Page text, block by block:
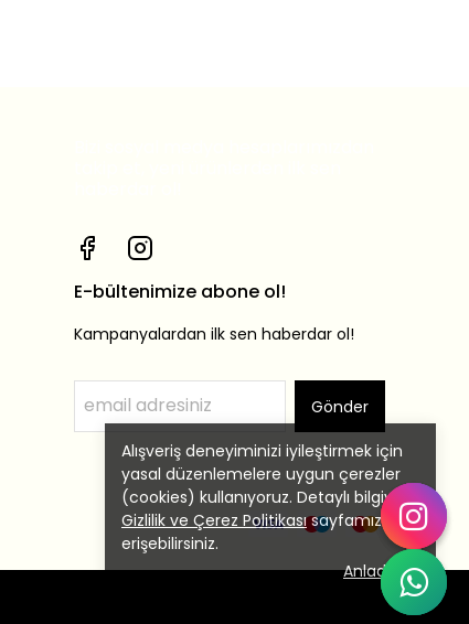
Alışveriş deneyiminizi iyileştirmek için
yasal düzenlemelere uygun çerezler
(cookies) kullanıyoruz. Detaylı bilgiye
Gizlilik ve Çerez Politikasısayfamızdan
erişebilirsiniz.
Anladım
E-bültenimize abone ol!
Kampanyalardan ilk sen haberdar ol!
Gönder